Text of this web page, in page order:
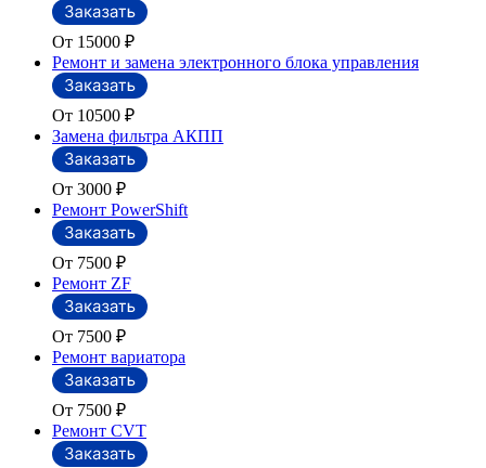
От 15000 ₽
Ремонт и замена электронного блока управления
От 10500 ₽
Замена фильтра АКПП
От 3000 ₽
Ремонт PowerShift
От 7500 ₽
Ремонт ZF
От 7500 ₽
Ремонт вариатора
От 7500 ₽
Ремонт CVT